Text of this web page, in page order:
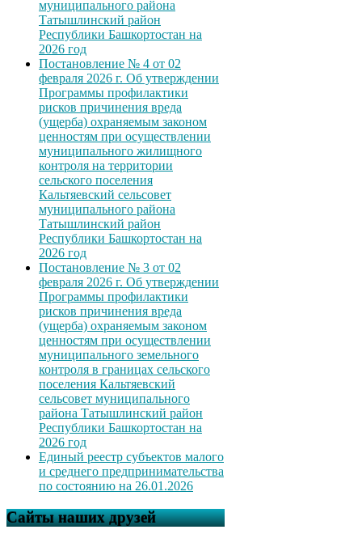
муниципального района
Татышлинский район
Республики Башкортостан на
2026 год
Постановление № 4 от 02
февраля 2026 г. Об утверждении
Программы профилактики
рисков причинения вреда
(ущерба) охраняемым законом
ценностям при осуществлении
муниципального жилищного
контроля на территории
сельского поселения
Кальтяевский сельсовет
муниципального района
Татышлинский район
Республики Башкортостан на
2026 год
Постановление № 3 от 02
февраля 2026 г. Об утверждении
Программы профилактики
рисков причинения вреда
(ущерба) охраняемым законом
ценностям при осуществлении
муниципального земельного
контроля в границах сельского
поселения Кальтяевский
сельсовет муниципального
района Татышлинский район
Республики Башкортостан на
2026 год
Единый реестр субъектов малого
и среднего предпринимательства
по состоянию на 26.01.2026
Сайты наших друзей